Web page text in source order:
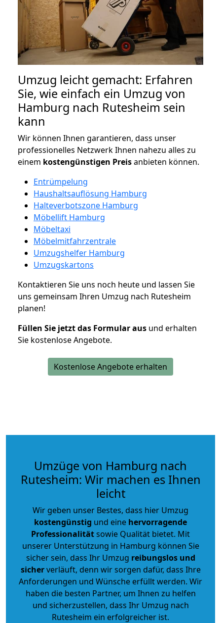
Umzug leicht gemacht: Erfahren
Sie, wie einfach ein Umzug von
Hamburg nach Rutesheim sein
kann
Wir können Ihnen garantieren, dass unser
professionelles Netzwerk Ihnen nahezu alles zu
einem kostengünstigen Preisanbieten können.
Entrümpelung
Haushaltsauflösung Hamburg
Halteverbotszone Hamburg
Möbellift Hamburg
Möbeltaxi
Möbelmitfahrzentrale
Umzugshelfer Hamburg
Umzugskartons
Kontaktieren Sie uns noch heute und lassen Sie
uns gemeinsam Ihren Umzug nach Rutesheim
planen!
Füllen Sie jetzt das Formular aus und erhalten
Sie kostenlose Angebote.
Kostenlose Angebote erhalten
Umzüge von Hamburg nach
Rutesheim: Wir machen es Ihnen
leicht
Wir geben unser Bestes, dass hier Umzug
kostengünstig und eine hervorragende
Professionalitätsowie Qualität bietet. Mit
unserer Unterstützung in Hamburg können Sie
sicher sein, dass Ihr Umzug reibungslos und
sicherverläuft, denn wir sorgen dafür, dass Ihre
Anforderungen und Wünsche erfüllt werden. Wir
haben die besten Partner, um Ihnen zu helfen
und sicherzustellen, dass Ihr Umzug nach
Rutesheim ein erfolgreicher ist.